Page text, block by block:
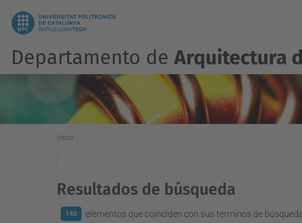
Departamento deArquitectura
Inicio
Resultados de búsqueda
140 elementos que coinciden con sus términos de búsqueda